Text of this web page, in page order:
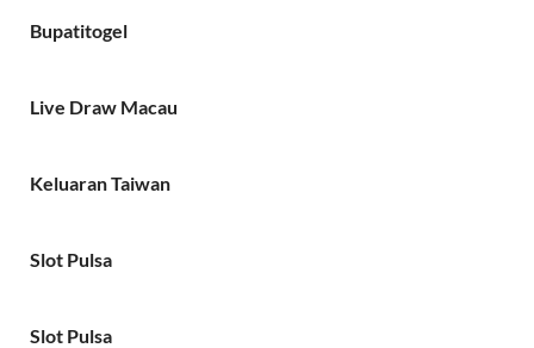
Bupatitogel
Live Draw Macau
Keluaran Taiwan
Slot Pulsa
Slot Pulsa